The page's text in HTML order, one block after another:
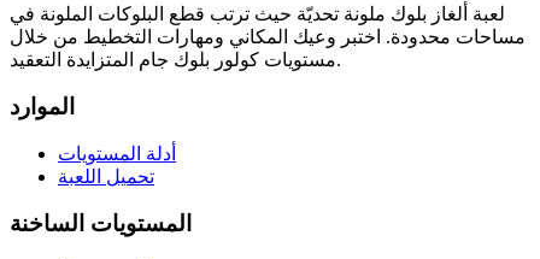
لعبة ألغاز بلوك ملونة تحديّة حيث ترتب قطع البلوكات الملونة في
مساحات محدودة. اختبر وعيك المكاني ومهارات التخطيط من خلال
مستويات كولور بلوك جام المتزايدة التعقيد.
الموارد
أدلة المستويات
تحميل اللعبة
المستويات الساخنة